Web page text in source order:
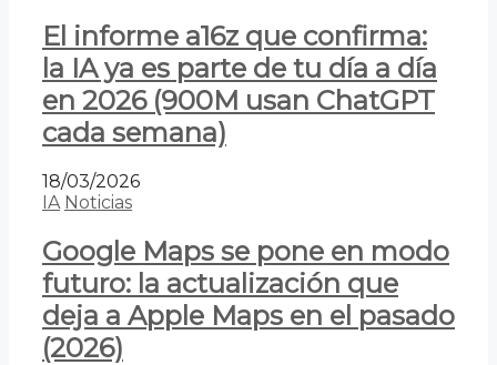
El informe a16z que confirma:
la IA ya es parte de tu día a día
en 2026 (900M usan ChatGPT
cada semana)
18/03/2026
IA Noticias
Google Maps se pone en modo
futuro: la actualización que
deja a Apple Maps en el pasado
(2026)